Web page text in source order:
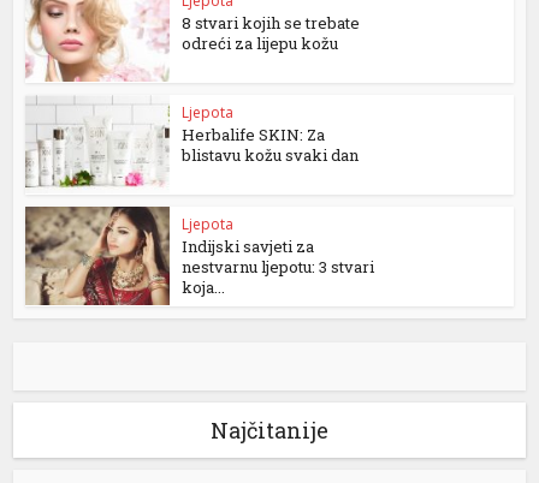
8 stvari kojih se trebate
odreći za lijepu kožu
Ljepota
Herbalife SKIN: Za
blistavu kožu svaki dan
Ljepota
Indijski savjeti za
nestvarnu ljepotu: 3 stvari
koja...
Najčitanije